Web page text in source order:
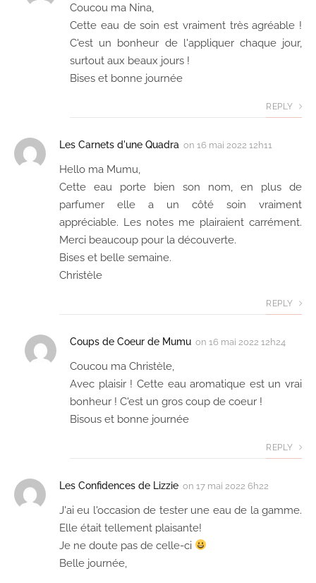
Coucou ma Nina,
Cette eau de soin est vraiment très agréable !
C'est un bonheur de l'appliquer chaque jour,
surtout aux beaux jours !
Bises et bonne journée
REPLY
Les Carnets d'une Quadra on 16 mai 2022 12h11
Hello ma Mumu,
Cette eau porte bien son nom, en plus de
parfumer elle a un côté soin vraiment
appréciable. Les notes me plairaient carrément.
Merci beaucoup pour la découverte.
Bises et belle semaine.
Christèle
REPLY
Coups de Coeur de Mumu on 16 mai 2022 12h24
Coucou ma Christèle,
Avec plaisir ! Cette eau aromatique est un vrai
bonheur ! C'est un gros coup de coeur !
Bisous et bonne journée
REPLY
Les Confidences de Lizzie on 17 mai 2022 6h22
J'ai eu l'occasion de tester une eau de la gamme.
Elle était tellement plaisante!
Je ne doute pas de celle-ci
Belle journée,